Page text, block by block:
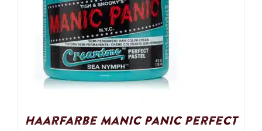
Haarfarbe Manic Panic Perfect